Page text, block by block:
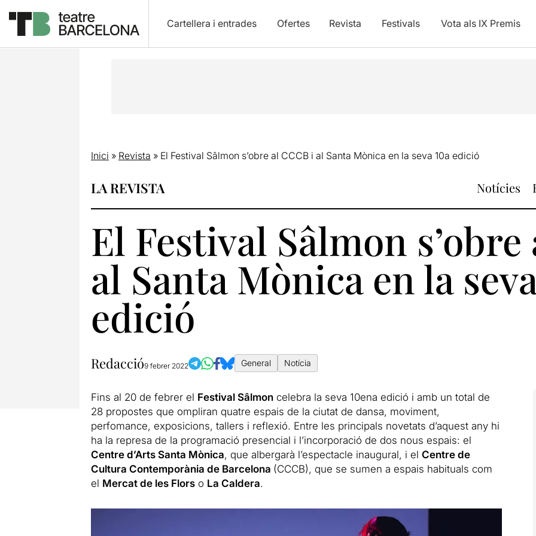
Cartellera i entrades Ofertes Revista Festivals Vota als IX Premis
Inici » Revista » El Festival Sâlmon s’obre al CCCB i al Santa Mònica en la seva 10a edició
LA REVISTA Notícies
El Festival Sâlmon
al Santa Mònica en la
edició
Redacció9 febrer 2022 General Notícia
Fins al 20 de febrer el Festival Sâlmoncelebra la seva 10ena edició i amb un total de
28 propostes que ompliran quatre espais de la ciutat de dansa, moviment,
perfomance, exposicions, tallers i reflexió. Entre les principals novetats d’aquest any hi
ha la represa de la programació presencial i l’incorporació de dos nous espais: el
Centre d’Arts Santa Mònica, que albergarà l’espectacle inaugural, i el Centre de
Cultura Contemporània de Barcelona (CCCB), que se sumen a espais habituals com
el Mercat de les Florso La Caldera.